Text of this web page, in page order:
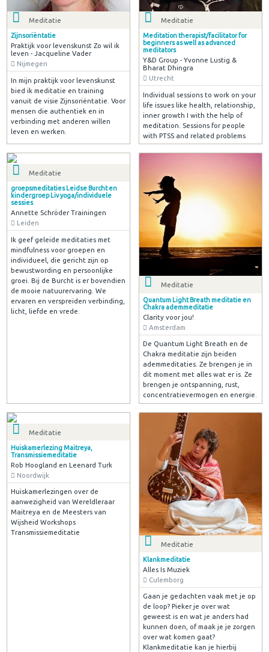
Meditatie
Zijnsoriëntatie
Praktijk voor levenskunst Zo wil ik
leven - Jacqueline Vader
Nijmegen
In mijn praktijk voor levenskunst
bied ik meditatie en training
vanuit de visie Zijnsoriëntatie. Voor
mensen die authentiek en in
verbinding met anderen willen
leven en werken.
Meditatie
Meditation therapist/facilitator for
beginners as well as advanced
meditators
Y&D Group - Yvonne Lustig &
Bharat Dhingra
Utrecht
Individual sessions to work on your
life issues like health, relationship,
inner growth I with the help of
meditation. Sessions for people
with PTSS and related problems
Meditatie
groepsmeditaties Leidse Burcht en
kindergroep Liv yoga/individuele
sessies
Annette Schröder Trainingen
Leiden
Ik geef geleide meditaties met
mindfulness voor groepen en
individueel, die gericht zijn op
bewustwording en persoonlijke
groei. Bij de Burcht is er bovendien
de mooie natuurervaring. We
ervaren en verspreiden verbinding,
licht, liefde en vrede.
Meditatie
Quantum Light Breath meditatie en
Chakra ademmeditatie
Clarity voor jou!
Amsterdam
De Quantum Light Breath en de
Chakra meditatie zijn beiden
ademmeditaties. Ze brengen je in
dit moment met alles wat er is. Ze
brengen je ontspanning, rust,
concentratievermogen en energie.
Meditatie
Huiskamerlezing Maitreya,
Transmissiemeditatie
Rob Hoogland en Leenard Turk
Noordwijk
Huiskamerlezingen over de
aanwezigheid van Wereldleraar
Maitreya en de Meesters van
Wijsheid Workshops
Transmissiemeditatie
Meditatie
Klankmeditatie
Alles Is Muziek
Culemborg
Gaan je gedachten vaak met je op
de loop? Pieker je over wat
geweest is en wat je anders had
kunnen doen, of maak je je zorgen
over wat komen gaat?
Klankmeditatie kan je hierbij